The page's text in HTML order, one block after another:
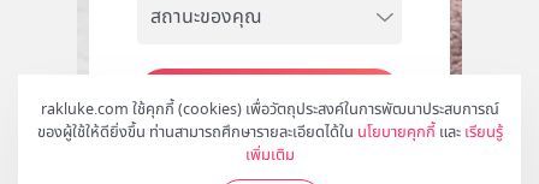
rakluke.com ใช้คุกกี้ (cookies) เพื่อวัตถุประสงค์ในการพัฒนาประสบการณ์
ของผู้ใช้ให้ดียิ่งขึ้น ท่านสามารถศึกษารายละเอียดได้ใน นโยบายคุกกี้ และ เรียนรู้
เพิ่มเติม
สมัคร